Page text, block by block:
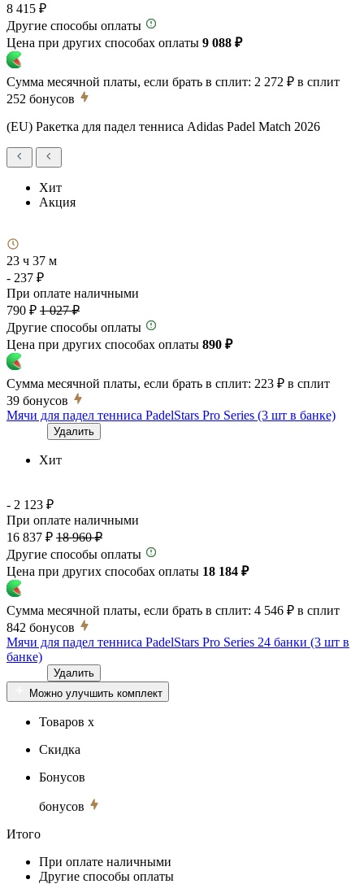
8 415 ₽
Другие способы оплаты
Цена при других способах оплаты 9 088 ₽
Сумма месячной платы, если брать в сплит: 2 272 ₽ в сплит
252 бонусов
(EU) Ракетка для падел тенниса Adidas Padel Match 2026
Хит
Акция
23 ч 37 м
- 237 ₽
При оплате наличными
790 ₽ 1 027 ₽
Другие способы оплаты
Цена при других способах оплаты 890 ₽
Сумма месячной платы, если брать в сплит: 223 ₽ в сплит
39 бонусов
Мячи для падел тенниса PadelStars Pro Series (3 шт в банке)
Удалить
Хит
- 2 123 ₽
При оплате наличными
16 837 ₽ 18 960 ₽
Другие способы оплаты
Цена при других способах оплаты 18 184 ₽
Сумма месячной платы, если брать в сплит: 4 546 ₽ в сплит
842 бонусов
Мячи для падел тенниса PadelStars Pro Series 24 банки (3 шт в
банке)
Удалить
Можно улучшить комплект
Товаров x
Скидка
Бонусов
бонусов
Итого
При оплате наличными
Другие способы оплаты